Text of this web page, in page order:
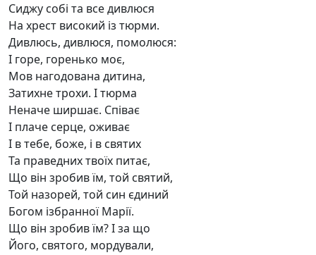
Сиджу собі та все дивлюся
На хрест високий із тюрми.
Дивлюсь, дивлюся, помолюся:
І горе, горенько моє,
Мов нагодована дитина,
Затихне трохи. І тюрма
Неначе ширшає. Співає
І плаче серце, оживає
І в тебе, боже, і в святих
Та праведних твоїх питає,
Що він зробив їм, той святий,
Той назорей, той син єдиний
Богом ізбранної Марії.
Що він зробив їм? І за що
Його, святого, мордували,